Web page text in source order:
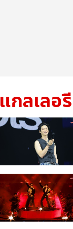
แกลเลอรี